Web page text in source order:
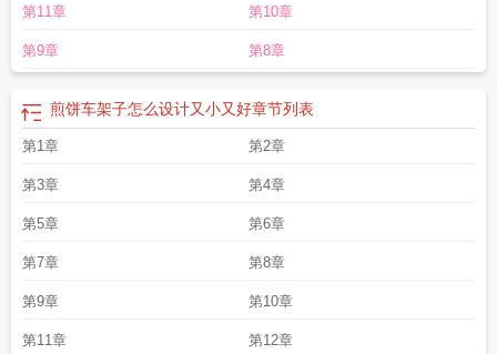
完整版在哪
煎饼车by折一枚针百度
图片煎饼车24肉 煎饼车by折一枚针
三轮煎饼车哪里有卖煎饼车广播剧煎饼车by童子全文阅读煎饼车多少钱煎饼
车广播剧百度煎饼车的内部结构图片 煎饼车补肉煎饼车多少钱一辆
谐部分煎饼车全文免费阅读煎饼车完整版煎饼车26章原文煎饼车被锁章节煎
饼车26章的正文内容
煎饼车26路和谐内容煎饼车by童子txt
童子
煎饼车架子怎么设计又小又好 煎饼车折一枚针
第11章 第10章
第9章 第8章
煎饼车架子怎么设计又小又好章节列表
第1章 第2章
第3章 第4章
第5章 第6章
第7章 第8章
第9章 第10章
第11章 第12章